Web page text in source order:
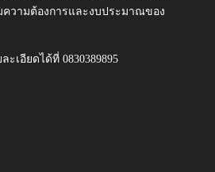
วามต้องการและงบประมาณของ
เอียดได้ที่ 0830389895